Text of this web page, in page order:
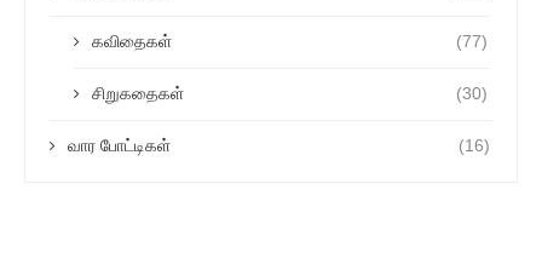
கவிதைகள் (77)
சிறுகதைகள் (30)
வார போட்டிகள் (16)